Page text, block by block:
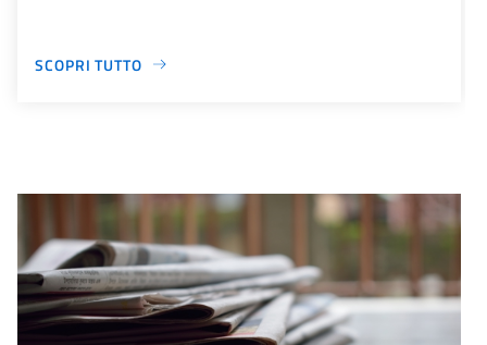
SCOPRI TUTTO